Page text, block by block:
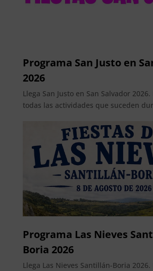
Programa San Justo en
2026
Llega San Justo en San Salvador
todas las actividades que suceden
Programa Las Nieves
Boria 2026
Llega Las Nieves Santillán-Boria